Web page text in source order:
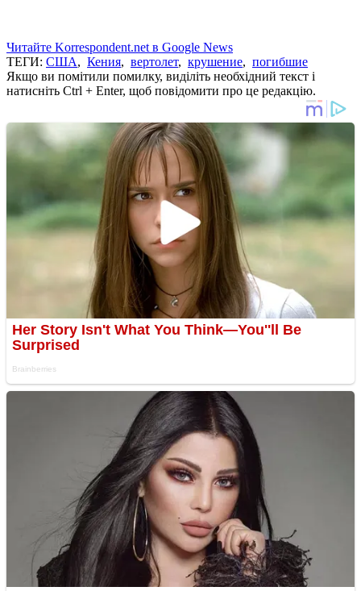
Читайте Korrespondent.net в Google News
ТЕГИ: США, Кения, вертолет, крушение, погибшие
Якщо ви помітили помилку, виділіть необхідний текст і
натисніть Ctrl + Enter, щоб повідомити про це редакцію.